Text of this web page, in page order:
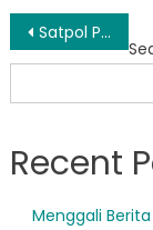
Post
Satpol PP Cikelet: Guardians of Cikelet’s Public Spaces
Recent
Menggali